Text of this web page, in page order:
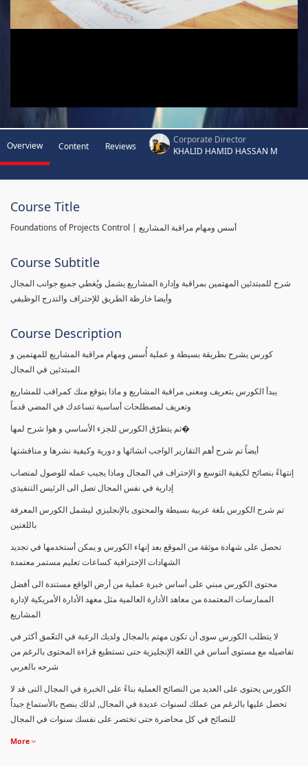
Overview Content Reviews
Corporate Director
KHALID HAMID HASSAN M
Course Title
Foundations of Projects Control | أسس ومهام مراقبة المشاريع
Course Subtitle
شرح للمبتدئين المهتمين بمراقبة وإدارة المشاريع يشمل ويُغطي جميع جوانب المجال
وأيضا خارطة الطريق للإحتراف والتدرج الوظيفي
Course Description
كورس يشرح بطريقة بسيطة و عملية أُسس ومهام مراقبة المشاريع للمهتمين و
المبتدئين في المجال
يبدأ الكورس بتعريف ومعنى مراقبة المشاريع و ماذا يتوقع منك كمراقب للمشاريع
وتعريف لمصطلحات أساسية تساعدك في المضي قدماً
ثم يتطرّق الكورس للجزء الأساسي و هوا شرح لمها�
أيضاً تم شرح أهم التقارير الواجب انشائها و دورية وكيفية نشرها و مناقشتها
إنتهاءً بنصائح لكيفية التوسع و الإحتراف في المجال وماذا يجيب عمله للوصول لمنصاب
إدارية في نفس المجال تصل الى الرئيس التنفيذي
تم شرح الكورس بلغة عربية بسيطة والمحتوى بالإنجليزي ليشمل الكورس المعرفة
باللغتين
تحصل على شهادة موثقة من الموقع بعد إنهاء الكورس و يمكن أستخدمها في تجديد
الشهادات الإحترافية كساعات تعليم مستمر معتمدة
محتوى الكورس مبني على أساس خبرة عملية من أرض الواقع مستندة الى أفضل
الممارسات المعتمدة من معاهد الأدارة العالمية مثل معهد الأدارة الأمريكية لإدارة
المشاريع
لا يتطلب الكورس سوى أن تكون مهتم بالمجال ولديك الرغبة في التعّمق أكثر في
تفاصيله مع مستوى أساس في اللغة الإنجليزية حتى تستطيع قراءة المحتوى بالرغم من
شرحه بالعربي
الكورس يحتوى على العديد من النصائح العملية بناءً على الخبرة في المجال التى قد لا
تحصل عليها بالرغم من عملك لسنوات عديدة في المجال, لذلك ينصح بالأستماع جيداً
للنصائح في كل محاضرة حتى تختصر على نفسك سنوات في المجال
More